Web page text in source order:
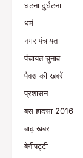
घटना दुर्घटना
धर्म
नगर पंचायत
पंचायत चुनाव
पैक्स की खबरें
प्रशासन
बस हादसा 2016
बाढ़ खबर
बेनीपट्टी